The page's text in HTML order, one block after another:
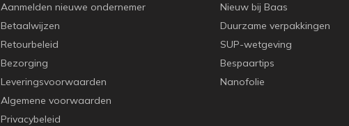
Aanmelden nieuwe ondernemer
Betaalwijzen
Retourbeleid
Bezorging
Leveringsvoorwaarden
Algemene voorwaarden
Privacybeleid
Nieuw bij Baas
Duurzame verpakkingen
SUP-wetgeving
Bespaartips
Nanofolie